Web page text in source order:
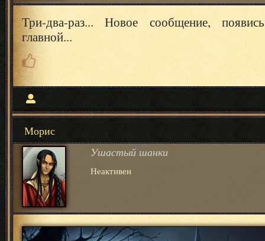
Три-два-раз... Новое сообщение,
главной...
Морис
Ушастый шанки
Неактивен